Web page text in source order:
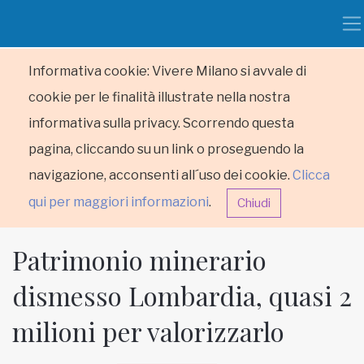
Informativa cookie: Vivere Milano si avvale di
cookie per le finalità illustrate nella nostra
informativa sulla privacy. Scorrendo questa
pagina, cliccando su un link o proseguendo la
navigazione, acconsenti all´uso dei cookie. Clicca
qui per maggiori informazioni. Chiudi
HOME
Patrimonio minerario
dismesso Lombardia, quasi 2
milioni per valorizzarlo